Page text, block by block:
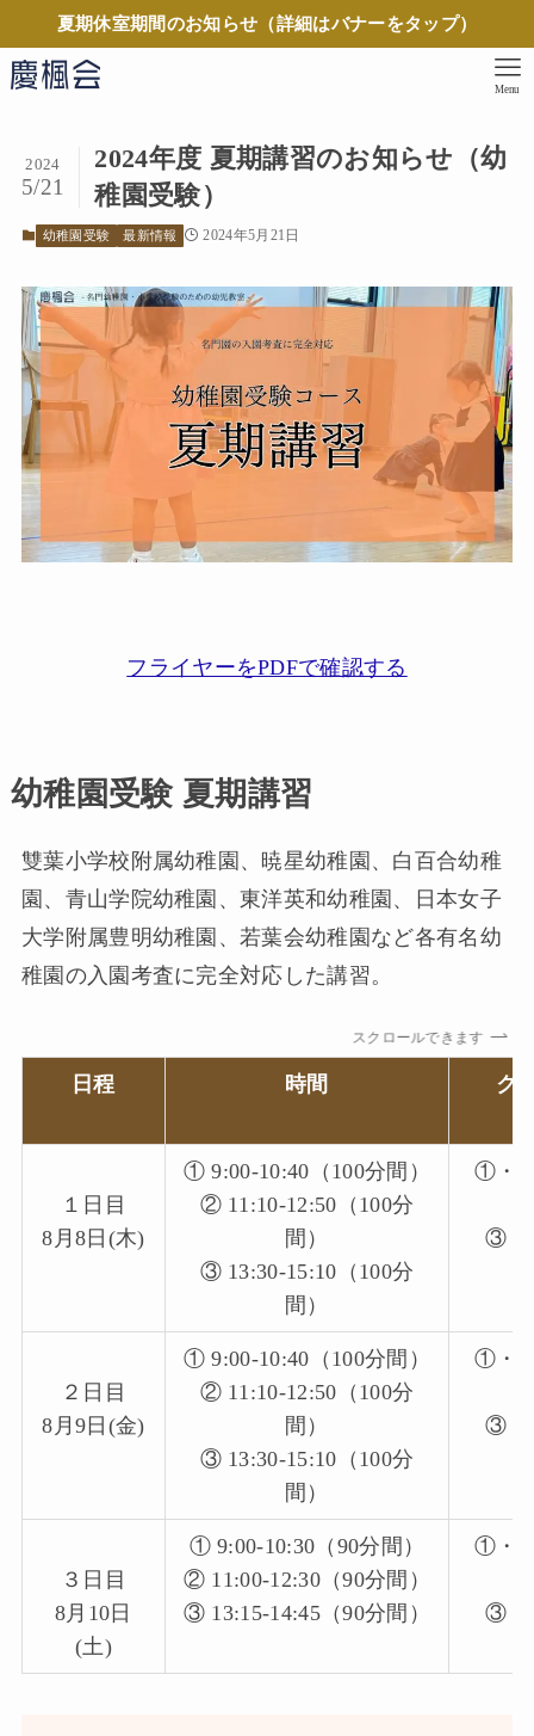
夏期休室期間のお知らせ（詳細はバナーをタップ）
Menu
2024年度 夏期講習のお知らせ（幼
稚園受験）
2024
5/21
幼稚園受験 最新情報 2024年5月21日
フライヤーをPDFで確認する
幼稚園受験 夏期講習
雙葉小学校附属幼稚園、暁星幼稚園、白百合幼稚
園、青山学院幼稚園、東洋英和幼稚園、日本女子
大学附属豊明幼稚園、若葉会幼稚園など各有名幼
稚園の入園考査に完全対応した講習。
スクロールできます
日程 時間 ク
１日目
8月8日(木)
① 9:00-10:40（100分間）
② 11:10-12:50（100分
間）
③ 13:30-15:10（100分
間）
①・
③：
２日目
8月9日(金)
① 9:00-10:40（100分間）
② 11:10-12:50（100分
間）
③ 13:30-15:10（100分
間）
①・
③：
３日目
8月10日
(土)
① 9:00-10:30（90分間）
② 11:00-12:30（90分間）
③ 13:15-14:45（90分間）
①・
③：